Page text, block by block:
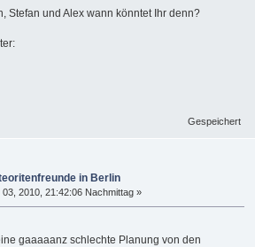
Stefan und Alex wann könntet Ihr denn?
Gespeichert
in Berlin
2010, 21:42:06 Nachmittag »
gaaaaanz schlechte Planung von den